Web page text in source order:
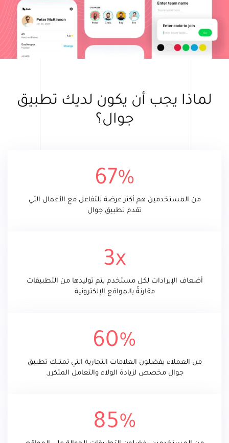
لماذا يجب أن يكون لديك تطبيق
جوال؟
67%
من المستخدمين هم أكثر عرضة للتفاعل مع الأعمال التي
تقدم تطبيق جوال
3x
أضعاف الإيرادات لكل مستخدم يتم توليدها من التطبيقات
مقارنةً بالمواقع الإلكترونية
60%
من العملاء يفضلون العلامات التجارية التي تمتلك تطبيق
جوال مخصص لزيادة الولاء والتعامل المتكرر.
85%